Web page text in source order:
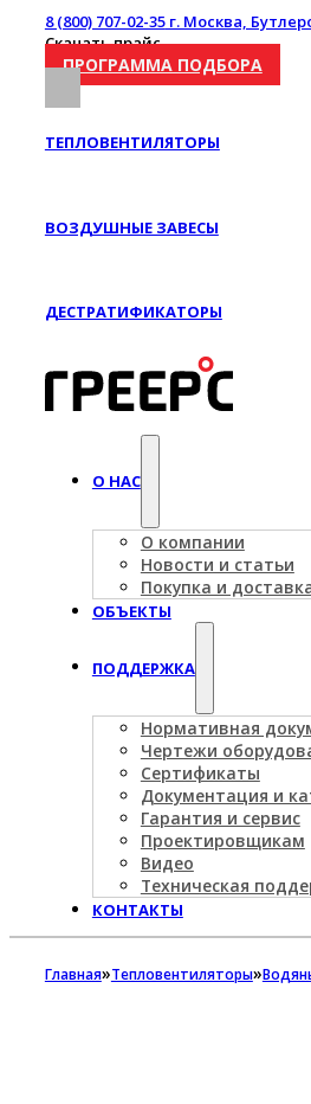
8 (800) 707-02-35г. Москва,
Скачать прайс
ПРОГРАММА ПОДБОРА
ТЕПЛОВЕНТИЛЯТОРЫ
ВОЗДУШНЫЕ ЗАВЕСЫ
ДЕСТРАТИФИКАТОРЫ
О НАС
О компании
Новости и статьи
Покупка и
ОБЪЕКТЫ
ПОДДЕРЖКА
Нормативная
Чертежи
Сертификаты
Документация и
Гарантия и сервис
Проектировщикам
Видео
Техническая
КОНТАКТЫ
Главная»Тепловентиляторы»